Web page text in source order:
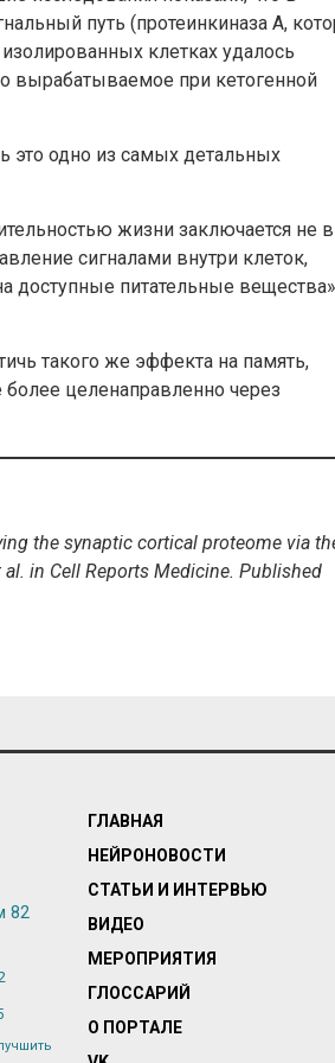
путь (протеинкиназа А,
клетках удалось
вырабатываемое при кетогенной
это одно из самых детальных
жизни заключается не в
сигналами внутри клеток,
питательные
такого же эффекта на память,
целенаправленно через
the synaptic cortical proteome via
in Cell Reports Medicine. Published
82
ГЛАВНАЯ
НЕЙРОНОВОСТИ
СТАТЬИ И ИНТЕРВЬЮ
ВИДЕО
МЕРОПРИЯТИЯ
ГЛОССАРИЙ
О ПОРТАЛЕ